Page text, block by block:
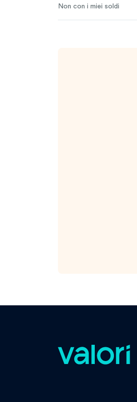
Non con i miei soldi